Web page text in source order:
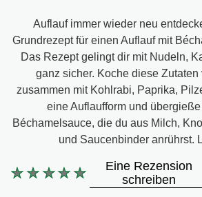
Auflauf immer wieder neu
Grundrezept für einen Auflauf mit
Das Rezept gelingt dir mit Nudeln,
ganz sicher. Koche diese
zusammen mit Kohlrabi, Paprika,
eine Auflaufform und
Béchamelsauce, die du aus Milch,
und Saucenbinder anrührst.
Keine
Eine Rezension
schreiben